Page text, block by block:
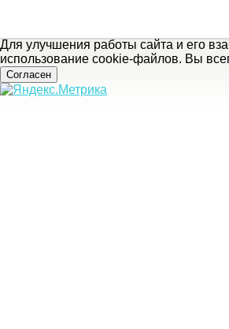
Для улучшения работы сайта и его
использование cookie-файлов. Вы
Согласен